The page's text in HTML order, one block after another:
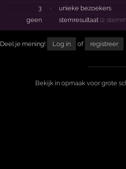
3
·
unieke bezoekers
geen
stemresultaat(2
Deel je mening! Log in of registreer
Bekijk in opmaak voor grote